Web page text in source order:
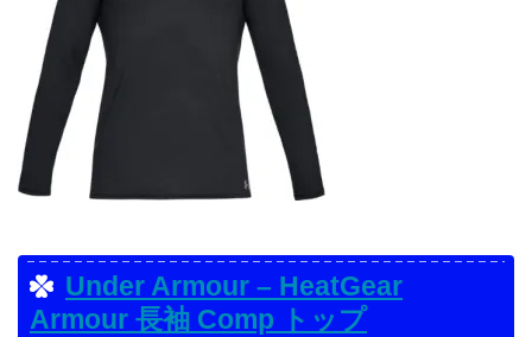
Under Armour – HeatGear
Armour 長袖 Comp トップ